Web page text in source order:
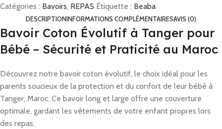
Catégories : Bavoirs, REPAS Étiquette : Beaba
DESCRIPTIONINFORMATIONS COMPLÉMENTAIRESAVIS (0)
Bavoir Coton Évolutif à Tanger pour
Bébé – Sécurité et Praticité au Maroc
Découvrez notre bavoir coton évolutif, le choix idéal pour les
parents soucieux de la protection et du confort de leur bébé à
Tanger, Maroc. Ce bavoir long et large offre une couverture
optimale, gardant les vêtements de votre enfant propres lors
des repas.